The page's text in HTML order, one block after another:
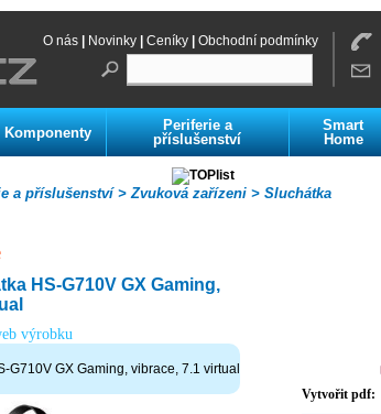
O nás Novinky Ceníky Obchodní podmínky
Komponenty
Periferie a
příslušenství
Smart
Home
Sluchátka
Zvuková zařízeni >
a příslušenství >
HS-G710V GX Gaming,
výrobku
G710V GX Gaming, vibrace, 7.1 virtual
Vytvořit pdf: